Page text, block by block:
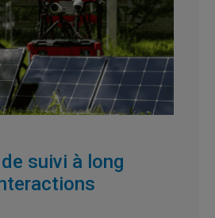
suivi à long